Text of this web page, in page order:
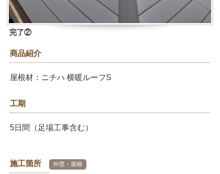
完了②
商品紹介
屋根材：ニチハ 横暖ルーフS
工期
5日間（足場工事含む）
施工箇所 外壁・屋根